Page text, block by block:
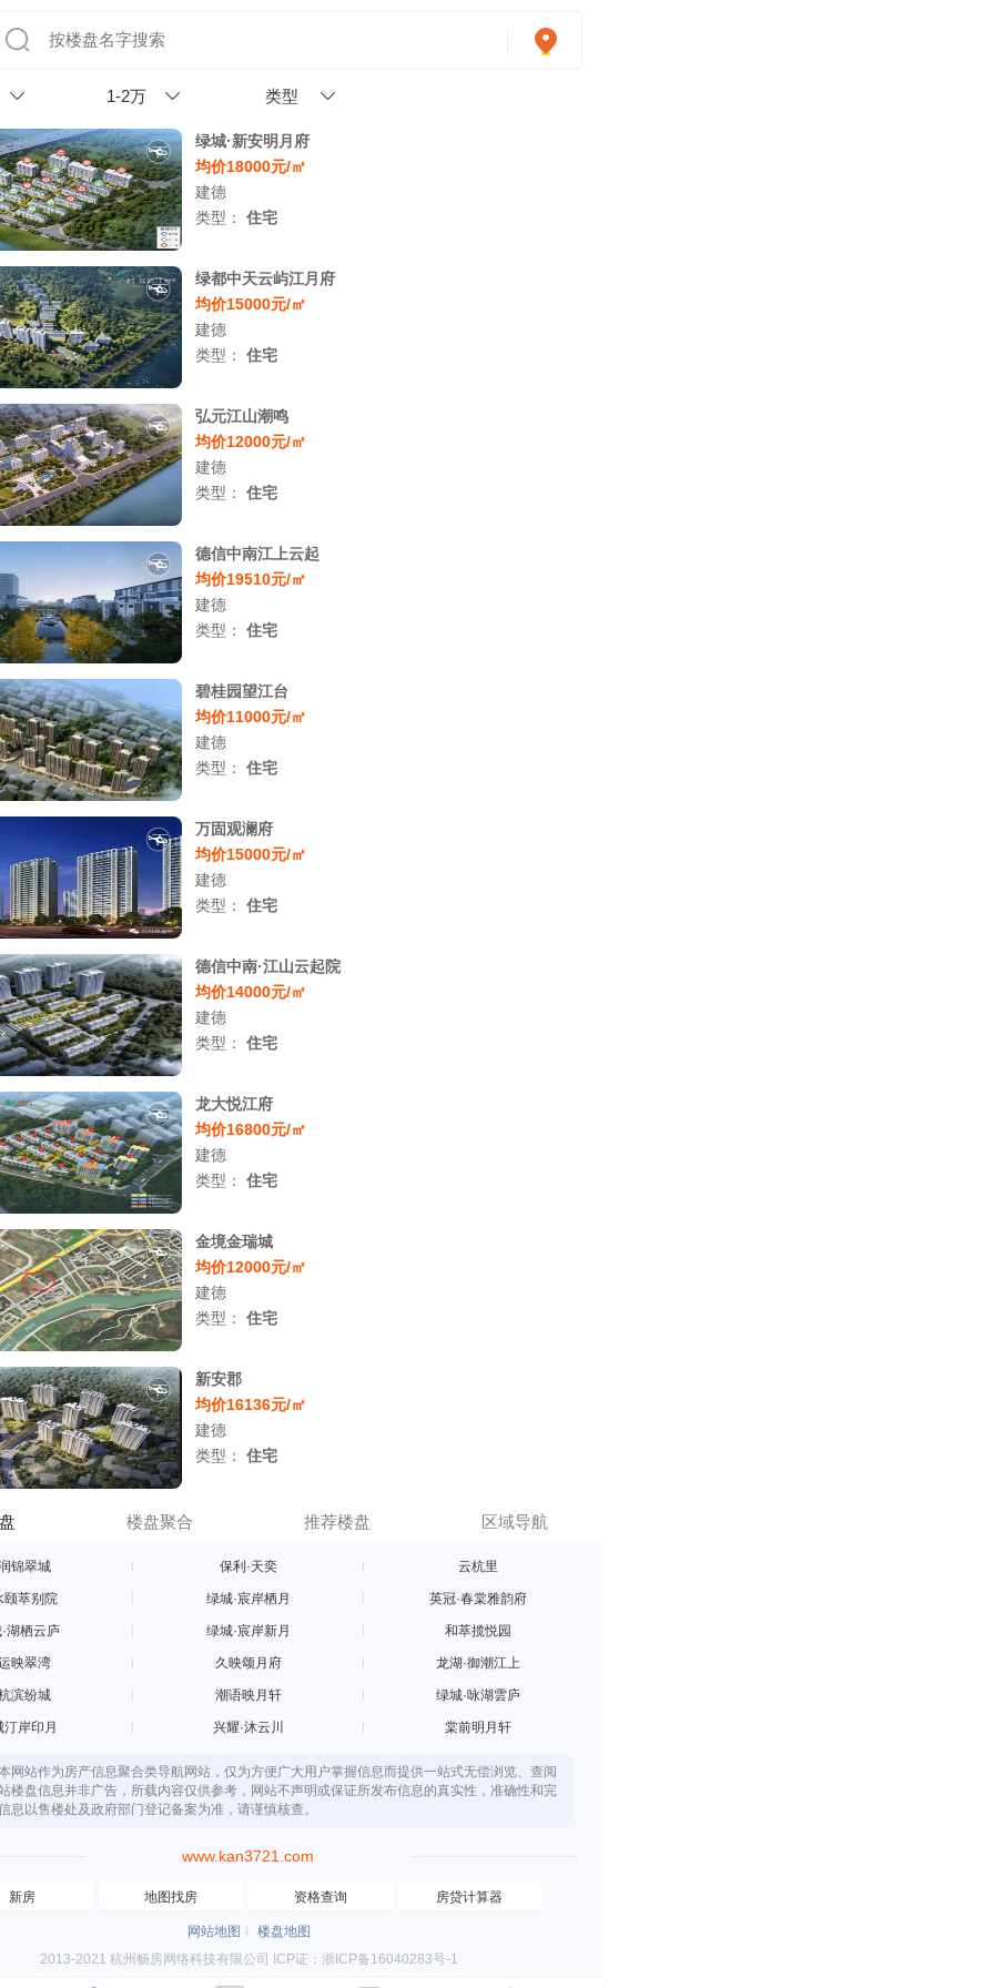
1-2万 类型
绿城·新安明月府
均价18000元/㎡
建德
类型： 住宅
绿都中天云屿江月府
均价15000元/㎡
建德
类型： 住宅
弘元江山潮鸣
均价12000元/㎡
建德
类型： 住宅
德信中南江上云起
均价19510元/㎡
建德
类型： 住宅
碧桂园望江台
均价11000元/㎡
建德
类型： 住宅
万固观澜府
均价15000元/㎡
建德
类型： 住宅
德信中南·江山云起院
均价14000元/㎡
建德
类型： 住宅
龙大悦江府
均价16800元/㎡
建德
类型： 住宅
金境金瑞城
均价12000元/㎡
建德
类型： 住宅
新安郡
均价16136元/㎡
建德
类型： 住宅
楼盘聚合 推荐楼盘 区域导航
锦翠城 保利·天奕 云杭里
颐萃别院 绿城·宸岸栖月 英冠·春棠雅韵府
湖栖云庐 绿城·宸岸新月 和萃揽悦园
映翠湾 久映颂月府 龙湖·御潮江上
滨纷城 潮语映月轩 绿城·咏湖雲庐
汀岸印月 兴耀·沐云川 棠前明月轩
网站作为房产信息聚合类导航网站，仅为方便广大用户掌握信息而提供一站式无偿浏览、查阅
楼盘信息并非广告，所载内容仅供参考，网站不声明或保证所发布信息的真实性，准确性和完
息以售楼处及政府部门登记备案为准，请谨慎核查。
www.kan3721.com
新房 地图找房 资格查询 房贷计算器
网站地图
楼盘地图
2013-2021 杭州畅房网络科技有限公司 ICP证：浙ICP备16040283号-1